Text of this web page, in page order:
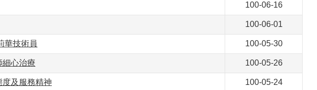
100-06-16
100-06-01
華技術員 100-05-30
細心治療 100-05-26
及服務精神 100-05-24